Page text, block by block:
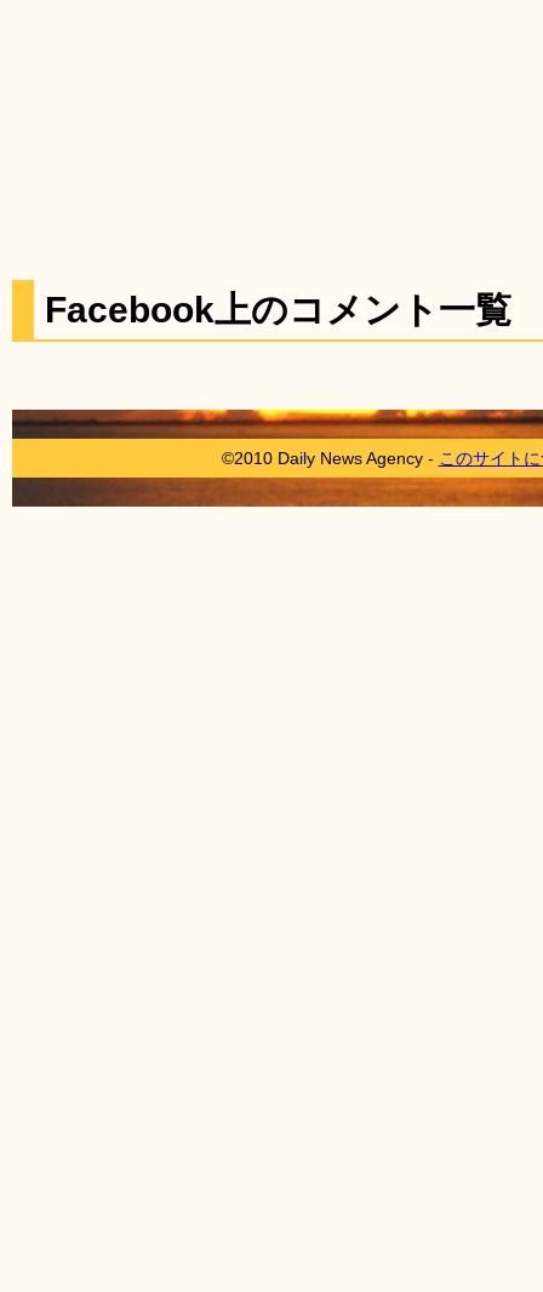
Facebook上のコメント一覧
©2010 Daily News Agency - このサイト